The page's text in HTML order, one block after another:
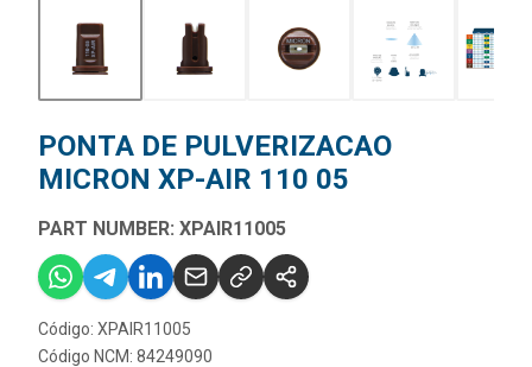
PONTA DE PULVERIZACAO
MICRON XP-AIR 110 05
PART NUMBER: XPAIR11005
Código: XPAIR11005
Código NCM: 84249090